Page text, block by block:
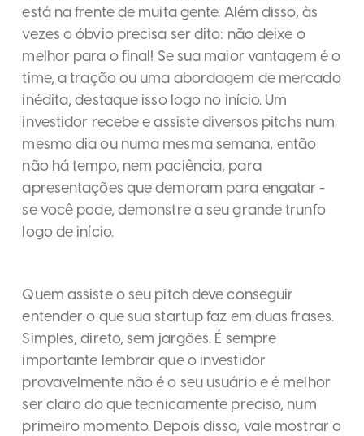
está na frente de muita gente. Além disso, às
vezes o óbvio precisa ser dito: não deixe o
melhor para o final! Se sua maior vantagem é o
time, a tração ou uma abordagem de mercado
inédita, destaque isso logo no início. Um
investidor recebe e assiste diversos pitchs num
mesmo dia ou numa mesma semana, então
não há tempo, nem paciência, para
apresentações que demoram para engatar -
se você pode, demonstre a seu grande trunfo
logo de início.
Quem assiste o seu pitch deve conseguir
entender o que sua startup faz em duas frases.
Simples, direto, sem jargões. É sempre
importante lembrar que o investidor
provavelmente não é o seu usuário e é melhor
ser claro do que tecnicamente preciso, num
primeiro momento. Depois disso, vale mostrar o